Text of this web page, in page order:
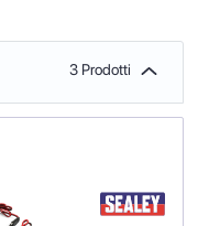
3 Prodotti